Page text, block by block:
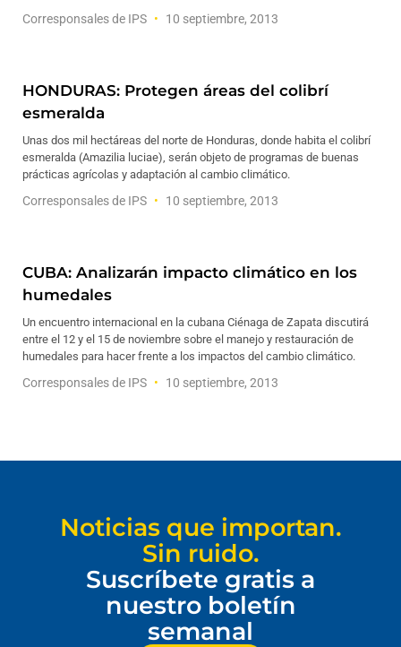
Corresponsales de IPS 10 septiembre, 2013
HONDURAS: Protegen áreas del colibrí
esmeralda
Unas dos mil hectáreas del norte de Honduras, donde habita el colibrí
esmeralda (Amazilia luciae), serán objeto de programas de buenas
prácticas agrícolas y adaptación al cambio climático.
Corresponsales de IPS 10 septiembre, 2013
CUBA: Analizarán impacto climático en los
humedales
Un encuentro internacional en la cubana Ciénaga de Zapata discutirá
entre el 12 y el 15 de noviembre sobre el manejo y restauración de
humedales para hacer frente a los impactos del cambio climático.
Corresponsales de IPS 10 septiembre, 2013
Noticias que importan.
Sin ruido.
Suscríbete gratis a
nuestro boletín
semanal